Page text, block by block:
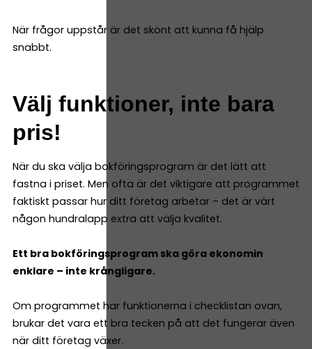
När frågor uppstår är det skönt att kunna få hjälp
snabbt.
Välj funktioner, inte bara
pris!
När du ska välja bokföringsprogram är det lätt att
fastna i priset. Men ofta är det viktigare att programmet
faktiskt passar hur ditt företag arbetar – det är värt
någon hundralapp extra att välja kvalitet.
Ett bra bokföringsprogram ska göra ekonomin
enklare – inte krångligare.
Om programmet har funktionerna i checklistan ovan,
brukar det vara ett bra tecken på att det fungerar även
när ditt företag växer.